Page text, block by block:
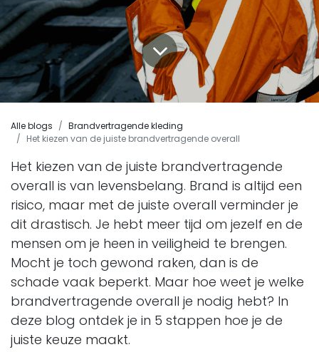
Alle blogs
Brandvertragende kleding
Het kiezen van de juiste brandvertragende overall
Het kiezen van de juiste brandvertragende
overall is van levensbelang. Brand is altijd een
risico, maar met de juiste overall verminder je
dit drastisch. Je hebt meer tijd om jezelf en de
mensen om je heen in veiligheid te brengen.
Mocht je toch gewond raken, dan is de
schade vaak beperkt. Maar hoe weet je welke
brandvertragende overall je nodig hebt? In
deze blog ontdek je in 5 stappen hoe je de
juiste keuze maakt.